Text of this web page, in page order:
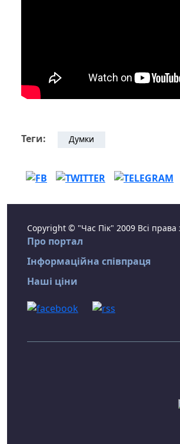
Теги: Думки
Copyright © "Час Пік" 2009 Всі права
Про портал
Інформаційна співпраця
Наші ціни